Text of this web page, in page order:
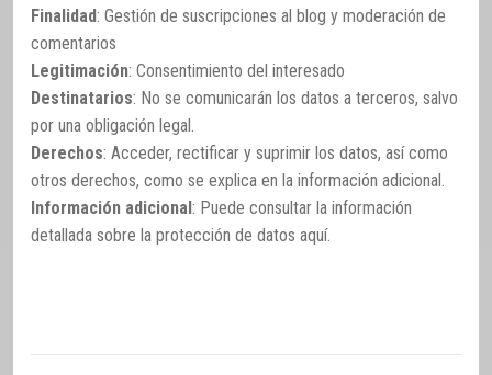
Finalidad: Gestión de suscripciones al blog y moderación de
comentarios
Legitimación: Consentimiento del interesado
Destinatarios: No se comunicarán los datos a terceros, salvo
por una obligación legal.
Derechos: Acceder, rectificar y suprimir los datos, así como
otros derechos, como se explica en la información adicional.
Información adicional: Puede consultar la información
detallada sobre la protección de datos aquí.